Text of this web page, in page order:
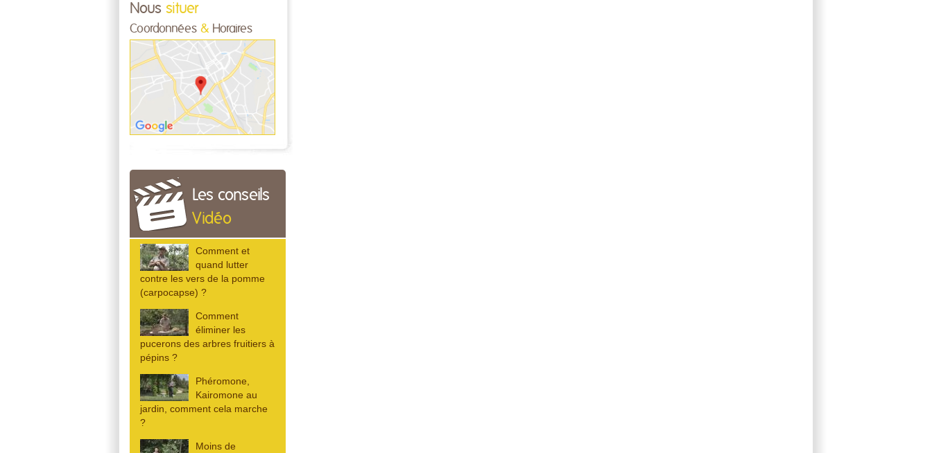
Nous situer
Coordonnées & Horaires
Les conseils
Vidéo
Comment et
quand lutter
contre les vers de la pomme
(carpocapse) ?
Comment
éliminer les
pucerons des arbres fruitiers à
pépins ?
Phéromone,
Kairomone au
jardin, comment cela marche
?
Moins de